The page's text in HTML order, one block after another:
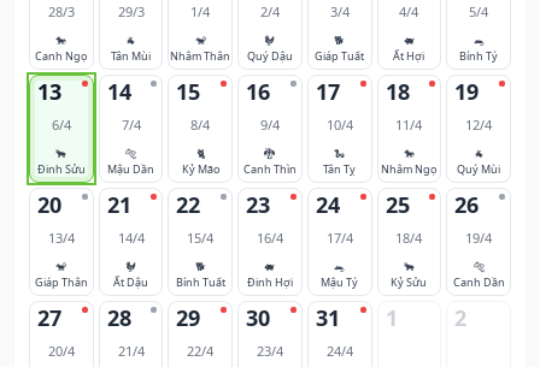
28/3
🐎
Canh Ngọ
29/3
🐐
Tân Mùi
1/4
🐒
Nhâm Thân
2/4
🐓
Quý Dậu
3/4
🐕
Giáp Tuất
4/4
🐖
Ất Hợi
5/4
🐀
Bính Tý
13
6/4
🐂
Đinh Sửu
14
7/4
🐅
Mậu Dần
15
8/4
🐈
Kỷ Mão
16
9/4
🐉
Canh Thìn
17
10/4
🐍
Tân Tỵ
18
11/4
🐎
Nhâm Ngọ
19
12/4
🐐
Quý Mùi
20
13/4
🐒
Giáp Thân
21
14/4
🐓
Ất Dậu
22
15/4
🐕
Bính Tuất
23
16/4
🐖
Đinh Hợi
24
17/4
🐀
Mậu Tý
25
18/4
🐂
Kỷ Sửu
26
19/4
🐅
Canh Dần
27
20/4
28
21/4
29
22/4
30
23/4
31
24/4
1 2